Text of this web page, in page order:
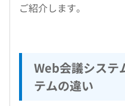
ご紹介します。
Web会議システ
テムの違い